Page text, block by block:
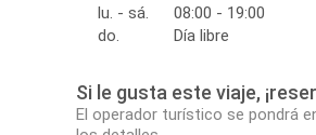
lu. - sá.
08:00 - 19:00
do.
Día libre
Si le gusta este viaje,
El operador turístico se pondrá